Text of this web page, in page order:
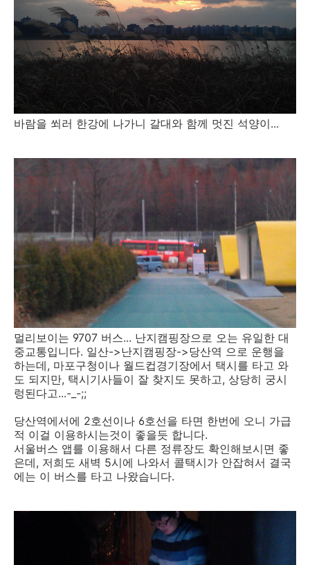
바람을 쐬러 한강에 나가니 갈대와 함께 멋진 석양이...
멀리보이는 9707 버스... 난지캠핑장으로 오는 유일한 대
중교통입니다. 일산->난지캠핑장->당산역 으로 운행을
하는데, 마포구청이나 월드컵경기장에서 택시를 타고 와
도 되지만, 택시기사들이 잘 찾지도 못하고, 상당히 궁시
렁된다고...-_-;;
당산역에서에 2호선이나 6호선을 타면 한번에 오니 가급
적 이걸 이용하시는것이 좋을듯 합니다.
서울버스 앱를 이용해서 다른 정류장도 확인해보시면 좋
은데, 저희도 새벽 5시에 나와서 콜택시가 안잡혀서 결국
에는 이 버스를 타고 나왔습니다.